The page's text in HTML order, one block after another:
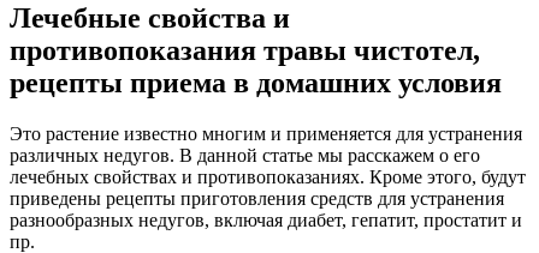
Лечебные свойства и
противопоказания травы чистотел,
рецепты приема в домашних условия
Это растение известно многим и применяется для устранения
различных недугов. В данной статье мы расскажем о его
лечебных свойствах и противопоказаниях. Кроме этого, будут
приведены рецепты приготовления средств для устранения
разнообразных недугов, включая диабет, гепатит, простатит и
пр.